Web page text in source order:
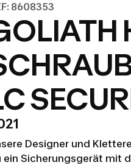
8608353
Designer und
ein Sicherungsgerät mit